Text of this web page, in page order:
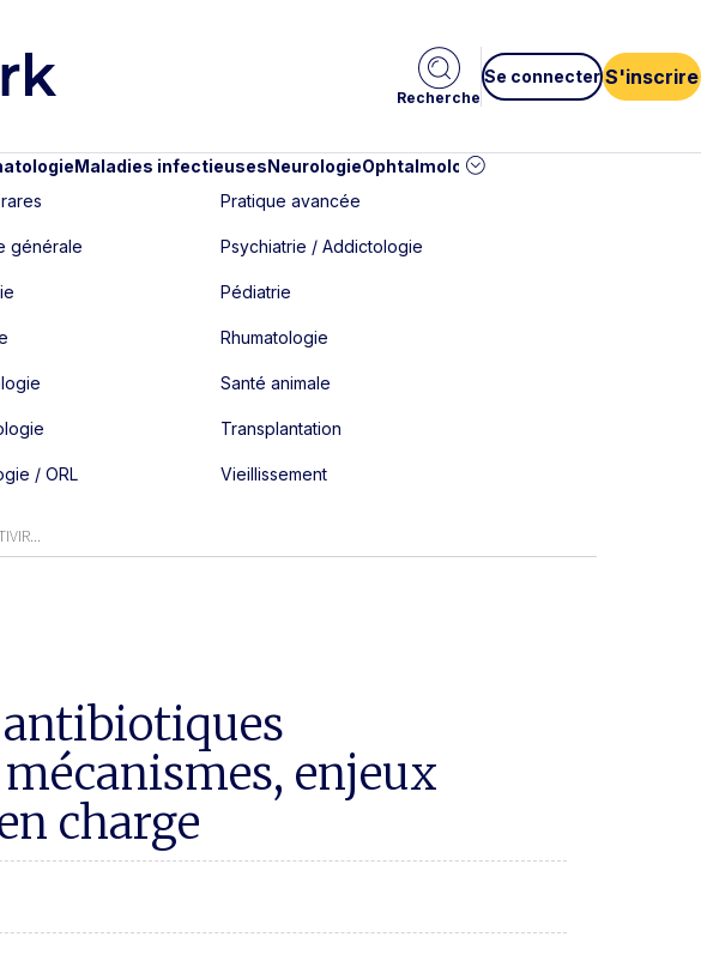
Recherche
Se connecter S'inscrire
Maladies infectieusesNeurologieOphtalmologie
générale
/ ORL
Pratique avancée
Psychiatrie / Addictologie
Pédiatrie
Rhumatologie
Santé animale
Transplantation
Vieillissement
enjeux
charge